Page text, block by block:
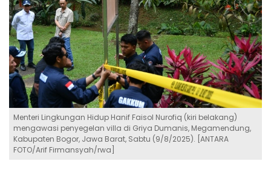
Menteri Lingkungan Hidup Hanif Faisol Nurofiq (kiri belakang)
mengawasi penyegelan villa di Griya Dumanis, Megamendung,
Kabupaten Bogor, Jawa Barat, Sabtu (9/8/2025). [ANTARA
FOTO/Arif Firmansyah/rwa]